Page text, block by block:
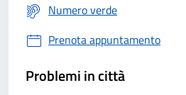
Numero verde
Prenota appuntamento
Problemi in città